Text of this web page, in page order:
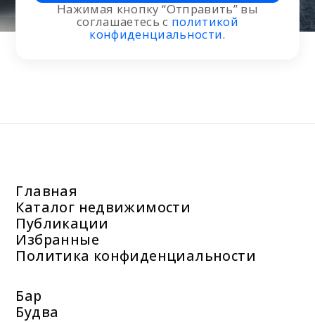
Нажимая кнопку “Отправить” вы
соглашаетесь с политикой
конфиденциальности.
Главная
Каталог недвижимости
Публикации
Избранные
Политика конфиденциальности
Бар
Будва